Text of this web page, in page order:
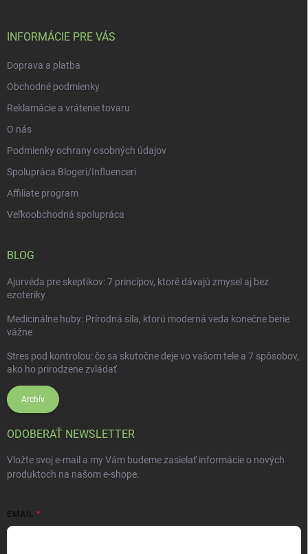
INFORMÁCIE PRE VÁS
Doprava a platba
Obchodné podmienky
Reklamácie a vrátenie tovaru
O nás
Podmienky ochrany osobných údajov
Spolupráca Blogeri/Influenceri
Affiliate program
Veľkoobchodná spolupráca
BLOG
Ajurvéda pre skeptikov: 7 princípov, ktoré dávajú zmysel aj bez
ezoteriky
Medicinálne huby: Prírodná sila, ktorú moderná veda konečne berie
vážne
Stres pod kontrolou: čo sa skutočne deje vo vašom tele a 7 spôsobov,
ako ho prirodzene zvládať
Archív
ODOBERAŤ NEWSLETTER
Vložte svoj e-mail a my Vám budeme zasielať informácie o nových
produktoch na našom e-shope.
EMAIL